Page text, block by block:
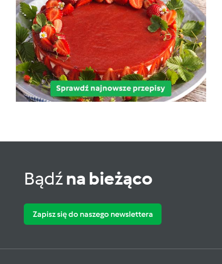
Bądźna bieżąco
Zapisz się do naszego newslettera